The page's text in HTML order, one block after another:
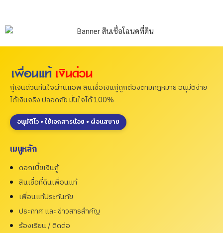
กู้เงินด่วนทันใจผ่านแอพ สินเชื่อเงินกู้ถูกต้องตามกฎหมาย อนุมัติง่าย
ได้เงินจริง ปลอดภัย มั่นใจได้ 100%
อนุมัติไว • ใช้เอกสารน้อย • ผ่อนสบาย
เมนูหลัก
ดอกเบี้ยเงินกู้
สินเชื่อที่ดินเพื่อนแท้
เพื่อนแท้ประกันภัย
ประกาศ และ ข่าวสารสำคัญ
ร้องเรียน / ติดต่อ